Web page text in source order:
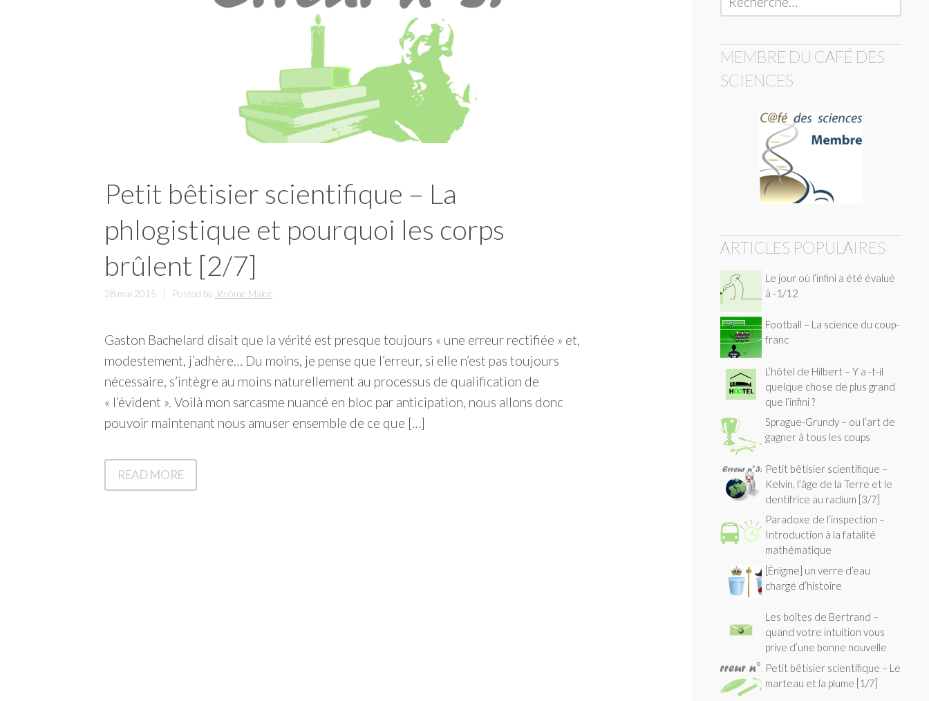
Petit bêtisier scientifique – La
phlogistique et pourquoi les corps
brûlent [2/7]
28 mai 2015 Posted by Jérôme Malot
Gaston Bachelard disait que la vérité est presque toujours « une erreur rectifiée » et,
modestement, j’adhère… Du moins, je pense que l’erreur, si elle n’est pas toujours
nécessaire, s’intègre au moins naturellement au processus de qualification de
« l’évident ». Voilà mon sarcasme nuancé en bloc par anticipation, nous allons donc
pouvoir maintenant nous amuser ensemble de ce que […]
READ MORE
BÊTISIER
MEMBRE DU CAFÉ DES
SCIENCES
ARTICLES POPULAIRES
Le jour où l’infini a été évalué
à -1/12
Football – La science du coup-
franc
L’hôtel de Hilbert – Y a -t-il
quelque chose de plus grand
que l’infini ?
Sprague-Grundy – ou l’art de
gagner à tous les coups
Petit bêtisier scientifique –
Kelvin, l’âge de la Terre et le
dentifrice au radium [3/7]
Paradoxe de l’inspection –
Introduction à la fatalité
mathématique
[Énigme] un verre d’eau
chargé d’histoire
Les boîtes de Bertrand –
quand votre intuition vous
prive d’une bonne nouvelle
Petit bêtisier scientifique – Le
marteau et la plume [1/7]